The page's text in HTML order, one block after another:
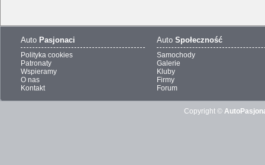
Auto Pasjonaci
Polityka cookies
Patronaty
Wspieramy
O nas
Kontakt
Auto Społeczność
Samochody
Galerie
Kluby
Firmy
Forum
Copyright ©